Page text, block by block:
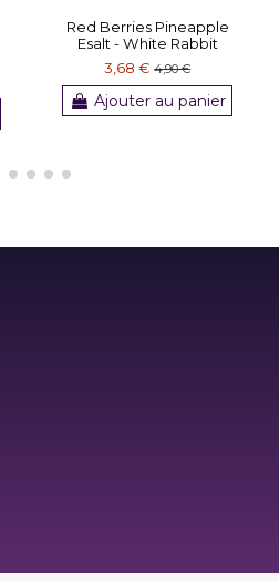
Red Berries Pineapple
Esalt - White Rabbit
3,68 €4,90 €
Ajouter au panier